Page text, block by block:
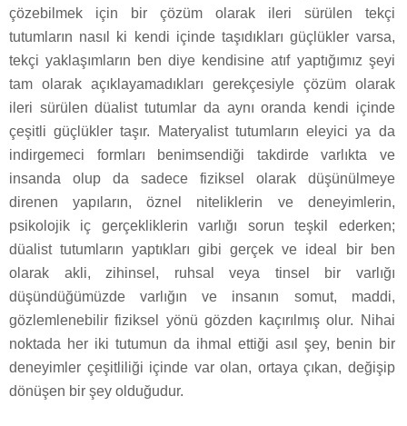
çözebilmek için bir çözüm olarak ileri sürülen tekçi
tutumların nasıl ki kendi içinde taşıdıkları güçlükler varsa,
tekçi yaklaşımların ben diye kendisine atıf yaptığımız şeyi
tam olarak açıklayamadıkları gerekçesiyle çözüm olarak
ileri sürülen düalist tutumlar da aynı oranda kendi içinde
çeşitli güçlükler taşır. Materyalist tutumların eleyici ya da
indirgemeci formları benimsendiği takdirde varlıkta ve
insanda olup da sadece fiziksel olarak düşünülmeye
direnen yapıların, öznel niteliklerin ve deneyimlerin,
psikolojik iç gerçekliklerin varlığı sorun teşkil ederken;
düalist tutumların yaptıkları gibi gerçek ve ideal bir ben
olarak akli, zihinsel, ruhsal veya tinsel bir varlığı
düşündüğümüzde varlığın ve insanın somut, maddi,
gözlemlenebilir fiziksel yönü gözden kaçırılmış olur. Nihai
noktada her iki tutumun da ihmal ettiği asıl şey, benin bir
deneyimler çeşitliliği içinde var olan, ortaya çıkan, değişip
dönüşen bir şey olduğudur.